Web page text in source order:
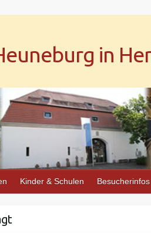
in
Kinder & Schulen Besucherinfos